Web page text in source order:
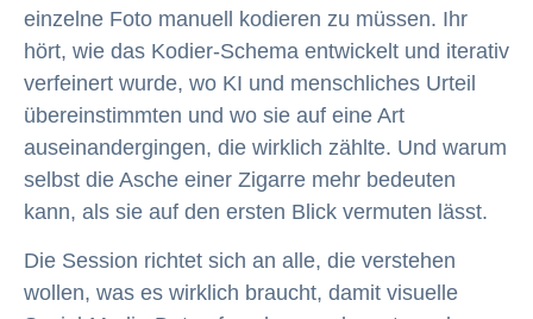
einzelne Foto manuell kodieren zu müssen. Ihr
hört, wie das Kodier-Schema entwickelt und iterativ
verfeinert wurde, wo KI und menschliches Urteil
übereinstimmten und wo sie auf eine Art
auseinandergingen, die wirklich zählte. Und warum
selbst die Asche einer Zigarre mehr bedeuten
kann, als sie auf den ersten Blick vermuten lässt.
Die Session richtet sich an alle, die verstehen
wollen, was es wirklich braucht, damit visuelle